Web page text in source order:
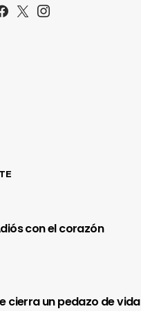
con el corazón
cierra un pedazo de vida